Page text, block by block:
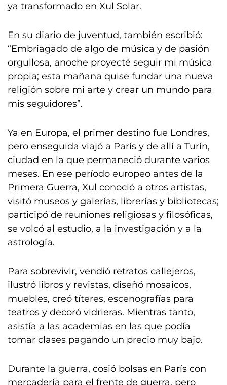
ya transformado en Xul Solar.
En su diario de juventud, también escribió:
“Embriagado de algo de música y de pasión
orgullosa, anoche proyecté seguir mi música
propia; esta mañana quise fundar una nueva
religión sobre mi arte y crear un mundo para
mis seguidores”.
Ya en Europa, el primer destino fue Londres,
pero enseguida viajó a París y de allí a Turín,
ciudad en la que permaneció durante varios
meses. En ese período europeo antes de la
Primera Guerra, Xul conoció a otros artistas,
visitó museos y galerías, librerías y bibliotecas;
participó de reuniones religiosas y filosóficas,
se volcó al estudio, a la investigación y a la
astrología.
Para sobrevivir, vendió retratos callejeros,
ilustró libros y revistas, diseñó mosaicos,
muebles, creó títeres, escenografías para
teatros y decoró vidrieras. Mientras tanto,
asistía a las academias en las que podía
tomar clases pagando un precio muy bajo.
Durante la guerra, cosió bolsas en París con
mercadería para el frente de guerra, pero